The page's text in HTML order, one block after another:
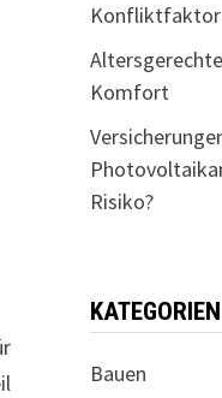
Konfliktfaktor
Komfort
Risiko?
KATEGORIEN
Bauen